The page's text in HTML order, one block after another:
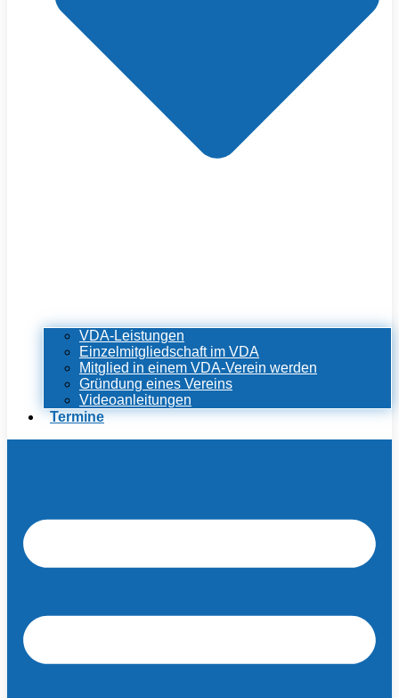
VDA-Leistungen
Einzelmitgliedschaft im VDA
Mitglied in einem VDA-Verein werden
Gründung eines Vereins
Videoanleitungen
Termine